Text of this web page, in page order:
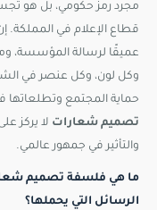
مجرد رمز حكومي، بل هو
قطاع الإعلام في المملكة.
عميقًا لرسالة المؤسسة،
وكل لون، وكل عنصر في
حماية المجتمع وتطلعاتها
تصميم شعارات لا يركز
والتأثير في جمهور عالمي.
ما هي فلسفة تصميم شعار
الرسائل التي يحملها؟